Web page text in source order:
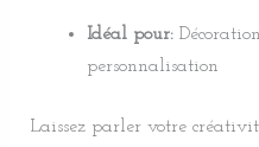
Idéal pour:
personnalisation
Laissez parler votre